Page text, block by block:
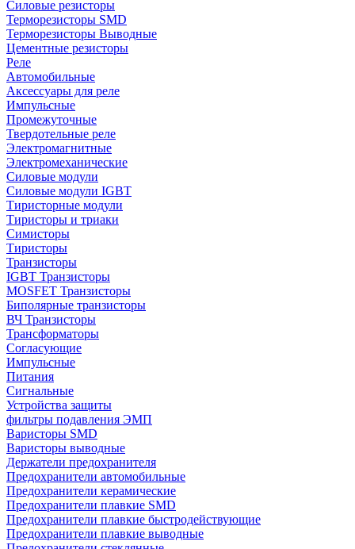
Силовые резисторы
Терморезисторы SMD
Терморезисторы Выводные
Цементные резисторы
Реле
Автомобильные
Аксессуары для реле
Импульсные
Промежуточные
Твердотельные реле
Электромагнитные
Электромеханические
Силовые модули
Силовые модули IGBT
Тиристорные модули
Тиристоры и триаки
Симисторы
Тиристоры
Транзисторы
IGBT Транзисторы
MOSFET Транзисторы
Биполярные транзисторы
ВЧ Транзисторы
Трансформаторы
Согласующие
Импульсные
Питания
Сигнальные
Устройства защиты
фильтры подавления ЭМП
Варисторы SMD
Варисторы выводные
Держатели предохранителя
Предохранители автомобильные
Предохранители керамические
Предохранители плавкие SMD
Предохранители плавкие быстродействующие
Предохранители плавкие выводные